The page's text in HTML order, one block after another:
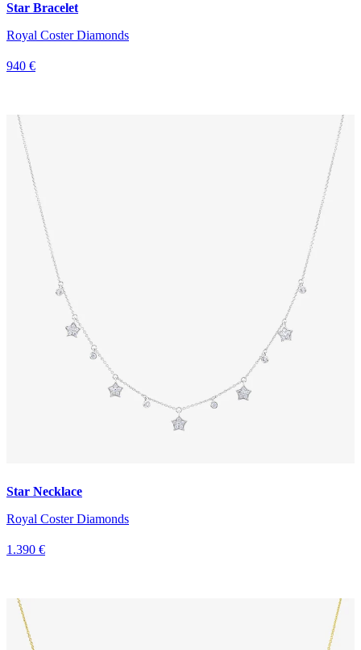
Star Bracelet
Royal Coster Diamonds
940 €
Star Necklace
Royal Coster Diamonds
1.390 €